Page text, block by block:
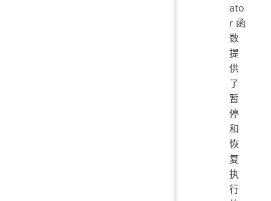
ato
r 函
数
提
供
了
暂
停
和
恢
复
执
行